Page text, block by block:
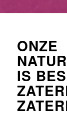
ONZE
IS